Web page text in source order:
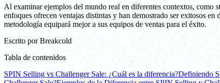
Al examinar ejemplos del mundo real en diferentes contextos, como
enfoques ofrecen ventajas distintas y han demostrado ser exitosos
metodología equipará mejor a sus equipos de ventas para el éxito.
Escrito por Breakcold
Tabla de contenidos
SPIN Selling vs Challenger Sale: ¿Cuál es la diferencia?Definiendo